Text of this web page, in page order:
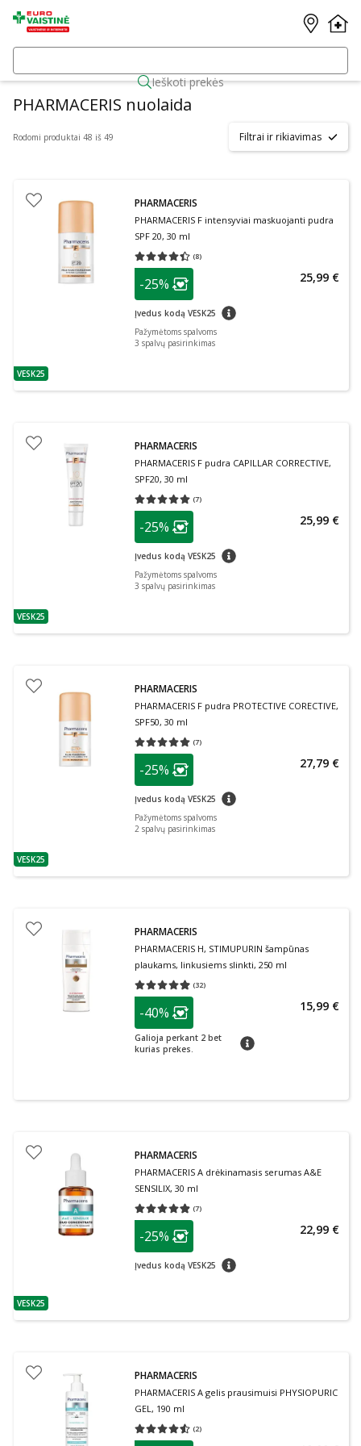
Ieškoti prekės
PHARMACERIS nuolaida
Rodomi produktai 48 iš 49 Filtrai ir rikiavimas
patarimas
VESK25
PHARMACERIS
PHARMACERIS F intensyviai maskuojanti pudra
SPF 20, 30 ml
(8)
Vidutinis įvertinimas 4.38
patarimas
Lojalumo klubo narių nuolaida
-25%
Įvedus kodą VESK25 patarimas
25,99 €
Pažymėtoms spalvoms
3 spalvų pasirinkimas
patarimas
VESK25
PHARMACERIS
PHARMACERIS F pudra CAPILLAR CORRECTIVE,
SPF20, 30 ml
(7)
Vidutinis įvertinimas 5.00
patarimas
Lojalumo klubo narių nuolaida
-25%
Įvedus kodą VESK25 patarimas
25,99 €
Pažymėtoms spalvoms
3 spalvų pasirinkimas
patarimas
VESK25
PHARMACERIS
PHARMACERIS F pudra PROTECTIVE CORECTIVE,
SPF50, 30 ml
(7)
Vidutinis įvertinimas 5.00
patarimas
Lojalumo klubo narių nuolaida
-25%
Įvedus kodą VESK25 patarimas
27,79 €
Pažymėtoms spalvoms
2 spalvų pasirinkimas
PHARMACERIS
PHARMACERIS H, STIMUPURIN šampūnas
plaukams, linkusiems slinkti, 250 ml
(32)
Vidutinis įvertinimas 4.94
patarimas
Lojalumo klubo narių nuolaida
-40%
Galioja perkant 2 bet
kurias prekes.
patarimas
15,99 €
patarimas
VESK25
PHARMACERIS
PHARMACERIS A drėkinamasis serumas A&E
SENSILIX, 30 ml
(7)
Vidutinis įvertinimas 4.86
patarimas
Lojalumo klubo narių nuolaida
-25%
Įvedus kodą VESK25 patarimas
22,99 €
PHARMACERIS
PHARMACERIS A gelis prausimuisi PHYSIOPURIC
GEL, 190 ml
(2)
Vidutinis įvertinimas 4.50